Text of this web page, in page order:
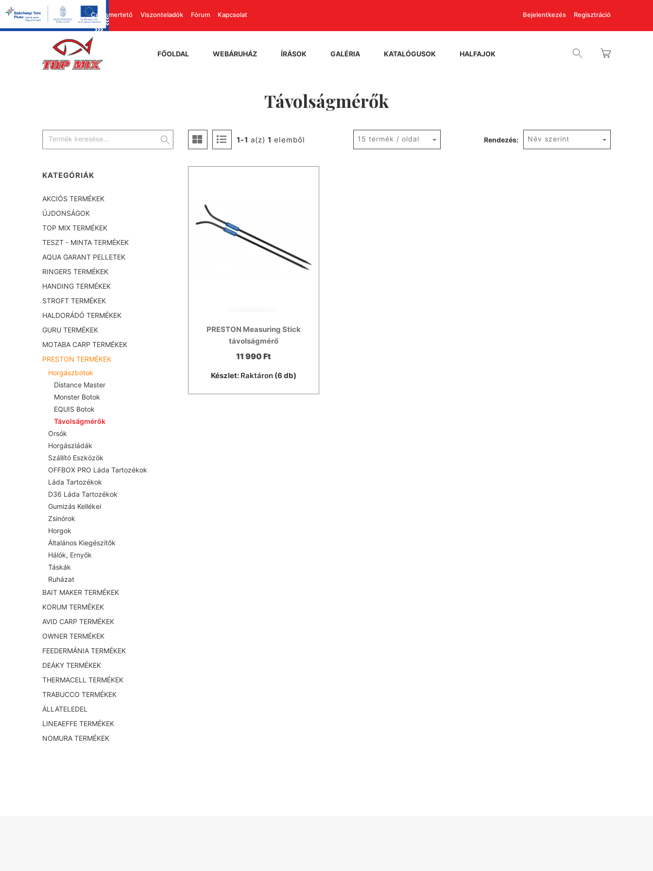
Cégismertető Viszonteladók Fórum Kapcsolat Bejelentkezés Regisztráció
FŐOLDAL WEBÁRUHÁZ ÍRÁSOK GALÉRIA KATALÓGUSOK HALFAJOK
Távolságmérők
1-1 a(z) 1 elemből 15 termék / oldal Rendezés: Név szerint
PRESTON Measuring Stick
távolságmérő
11 990 Ft
Készlet: Raktáron(6 db)
KATEGÓRIÁK
AKCIÓS TERMÉKEK
ÚJDONSÁGOK
TOP MIX TERMÉKEK
TESZT - MINTA TERMÉKEK
AQUA GARANT PELLETEK
RINGERS TERMÉKEK
HANDING TERMÉKEK
STROFT TERMÉKEK
HALDORÁDÓ TERMÉKEK
GURU TERMÉKEK
MOTABA CARP TERMÉKEK
PRESTON TERMÉKEK
Horgászbotok
Distance Master
Monster Botok
EQUIS Botok
Távolságmérők
Orsók
Horgászládák
Szállító Eszközök
OFFBOX PRO Láda Tartozékok
Láda Tartozékok
D36 Láda Tartozékok
Gumizás Kellékei
Zsinórok
Horgok
Általános Kiegészítők
Hálók, Ernyők
Táskák
Ruházat
BAIT MAKER TERMÉKEK
KORUM TERMÉKEK
AVID CARP TERMÉKEK
OWNER TERMÉKEK
FEEDERMÁNIA TERMÉKEK
DEÁKY TERMÉKEK
THERMACELL TERMÉKEK
TRABUCCO TERMÉKEK
ÁLLATELEDEL
LINEAEFFE TERMÉKEK
NOMURA TERMÉKEK